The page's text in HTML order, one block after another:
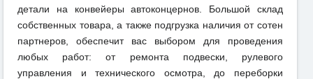
детали на конвейеры автоконцернов. Большой склад
собственных товара, а также подгрузка наличия от сотен
партнеров, обеспечит вас выбором для проведения
любых работ: от ремонта подвески, рулевого
управления и технического осмотра, до переборки